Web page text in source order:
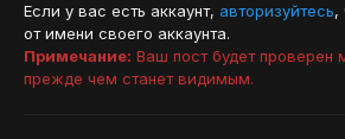
Если у вас есть аккаунт, авторизуйтесь,
от имени своего аккаунта.
Примечание: Ваш пост будет проверен
прежде чем станет видимым.